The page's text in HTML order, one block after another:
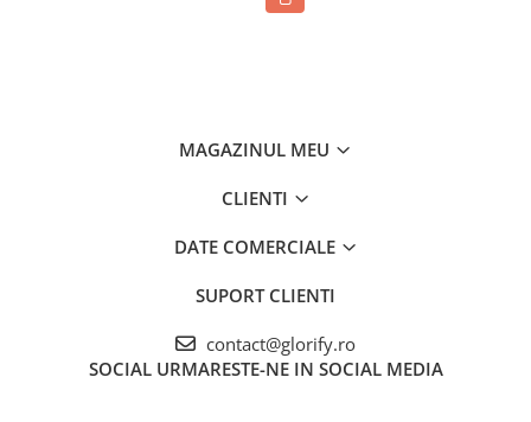
MAGAZINUL MEU
CLIENTI
DATE COMERCIALE
SUPORT CLIENTI
contact@glorify.ro
SOCIAL URMARESTE-NE IN SOCIAL MEDIA